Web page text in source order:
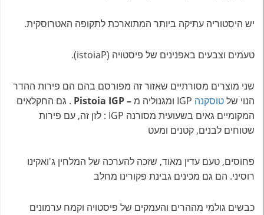
יש היסטוריה עתיקה ביותר המתוארכת לתקופה האטרוסקית.
טעמים וצבעים באפנינים של פיסטויה (istoiaP).
שני מוצרים מסורתיים שאזור זה מפורסם בהם הם פירות ההדר
הנוי שלטוסקנה – Pistoia IGP
. גם החקלאים
המקומיים גאים בשעועית מסורנה IGP : לזן זה, עם פירות
שטוחים לבנים, קטנים ומעט
פחוסים, טעם עדין מאוד, שזכה להערכה של המלחין ג'ואקינו
רוסיני. הם גם מכינים גבינת פקורינו מחלב
כבשים גולמי מההרים והעמקים של פיסטויה וקמח ערמונים